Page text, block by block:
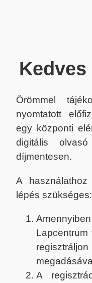
Örömmel
nyomtatott
egy központi
digitális
díjmentesen.
A
lépés szükséges:
Lapcentrum
A